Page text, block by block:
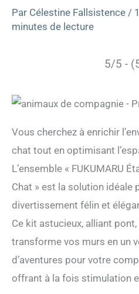
Par Célestine Fallsistence /
minutes de lecture
5/5 -
Vous cherchez à enrichir
chat tout en optimisant
L’ensemble « FUKUMARU
Chat » est la solution idéale
divertissement félin et
Ce kit astucieux, alliant
transforme vos murs en un
d’aventures pour votre
offrant à la fois stimulation